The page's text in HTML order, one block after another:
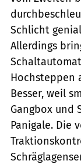
Schlicht
Allerdings
Schaltautomat
Hochsteppen
Besser, weil
Gangbox und
Panigale. Die